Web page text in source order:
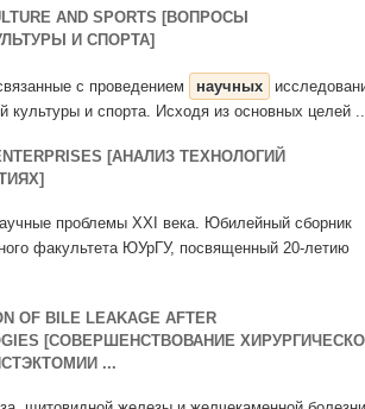
AND SPORTS [ВОПРОСЫ
И СПОРТА]
с проведением научных
культуры и спорта. Исходя из основных целей
ENTERPRISES [АНАЛИЗ ТЕХНОЛОГИЙ
проблемы XXΙ века. Юбилейный сборник
факультета ЮУрГУ, посвященный 20-летию
OF BILE LEAKAGE AFTER
[СОВЕРШЕНСТВОВАНИЕ
...